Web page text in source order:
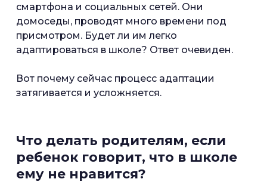
смартфона и социальных сетей. Они
домоседы, проводят много времени под
присмотром. Будет ли им легко
адаптироваться в школе? Ответ очевиден.
Вот почему сейчас процесс адаптации
затягивается и усложняется.
Что делать родителям, если
ребенок говорит, что в школе
ему не нравится?